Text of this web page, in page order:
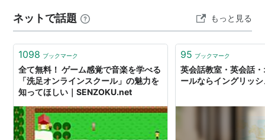
り、公式の前提としても、独学は普通の選択肢です。 な
ので、「MOSは独学では無理なのでは」と最初から決め
つける必要はありません。特に、…
ネットで話題 もっと見る
1098 ブックマーク
全て無料！ ゲーム感覚で音楽を学べる
「洗足オンラインスクール」の魅力を
知ってほしい｜SENZOKU.net
95 ブックマーク
英会話教室・英会話
ールならイングリッ